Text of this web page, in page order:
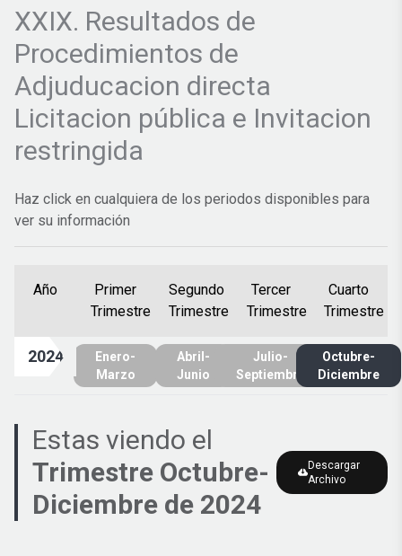
XXIX. Resultados de
Procedimientos de
Adjuducacion directa
Licitacion pública e Invitacion
restringida
Haz click en cualquiera de los periodos disponibles para
ver su información
Año
Primer
Trimestre
Segundo
Trimestre
Tercer
Trimestre
Cuarto
Trimestre
2024
Enero-
Marzo
Abril-
Junio
Julio-
Septiembre
Octubre-
Diciembre
Estas viendo el
Trimestre Octubre-
Diciembre de 2024
Descargar
Archivo